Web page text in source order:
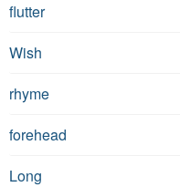
flutter
Wish
rhyme
forehead
Long